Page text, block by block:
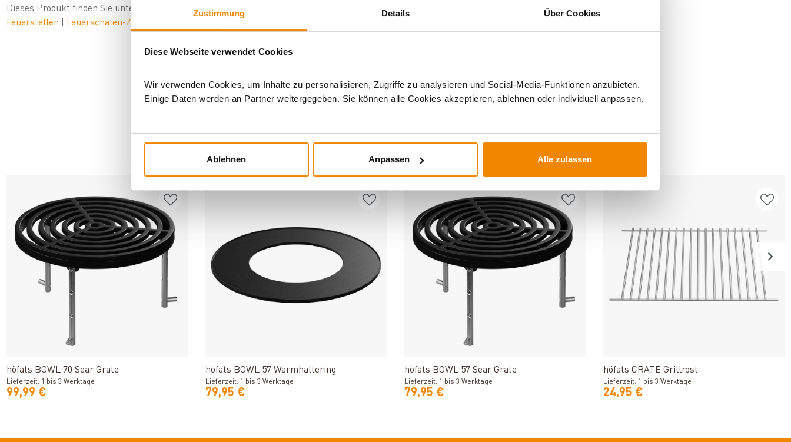
Zustimmung Details Über Cookies
Diese Webseite verwendet Cookies
Wir verwenden Cookies, um Inhalte zu personalisieren, Zugriffe zu analysieren und Social-Media-Funktionen anzubieten.
Einige Daten werden an Partner weitergegeben. Sie können alle Cookies akzeptieren, ablehnen oder individuell anpassen.
Ablehnen Anpassen Alle zulassen
Dieses Produkt finden Sie unter: Grillzubehör| Zubehör
Feuerstellen
Feuerschalen-Zubehör
ANDERE INTERESSIERTEN SICH AUCH DAFÜR
Produkt ansehen
höfats BOWL 70 Sear Grate
Lieferzeit: 1 bis 3 Werktage
99,99 €
höfats BOWL 57 Warmhaltering
Lieferzeit: 1 bis 3 Werktage
79,95 €
Produkt ansehen
höfats BOWL 57 Sear Grate
Lieferzeit: 1 bis 3 Werktage
79,95 €
höfats CRATE Grillrost
Lieferzeit: 1 bis 3 Werktage
24,95 €